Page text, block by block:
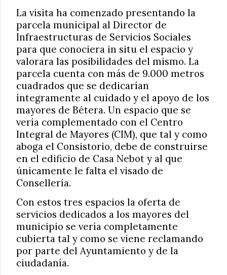
La visita ha comenzado presentando la
parcela municipal al Director de
Infraestructuras de Servicios Sociales
para que conociera in situ el espacio y
valorara las posibilidades del mismo. La
parcela cuenta con más de 9.000 metros
cuadrados que se dedicarían
íntegramente al cuidado y el apoyo de los
mayores de Bétera. Un espacio que se
vería complementado con el Centro
Integral de Mayores (CIM), que tal y como
aboga el Consistorio, debe de construirse
en el edificio de Casa Nebot y al que
únicamente le falta el visado de
Consellería.
Con estos tres espacios la oferta de
servicios dedicados a los mayores del
municipio se vería completamente
cubierta tal y como se viene reclamando
por parte del Ayuntamiento y de la
ciudadanía.